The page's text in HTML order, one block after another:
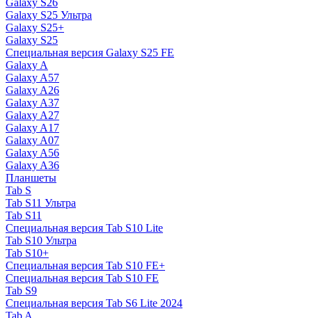
Galaxy S26
Galaxy S25 Ультра
Galaxy S25+
Galaxy S25
Специальная версия Galaxy S25 FE
Galaxy A
Galaxy A57
Galaxy A26
Galaxy A37
Galaxy A27
Galaxy A17
Galaxy A07
Galaxy A56
Galaxy A36
Планшеты
Tab S
Tab S11 Ультра
Tab S11
Специальная версия Tab S10 Lite
Tab S10 Ультра
Tab S10+
Специальная версия Tab S10 FE+
Специальная версия Tab S10 FE
Tab S9
Специальная версия Tab S6 Lite 2024
Tab A